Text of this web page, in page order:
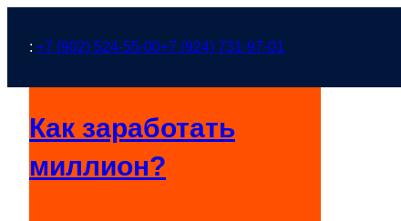
: +7 (902) 524-55-00+7 (924) 731-97-01
Как заработать
миллион?